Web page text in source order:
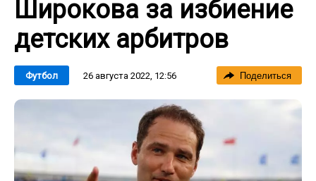
Широкова за избиение
детских арбитров
Футбол 26 августа 2022, 12:56 Поделиться